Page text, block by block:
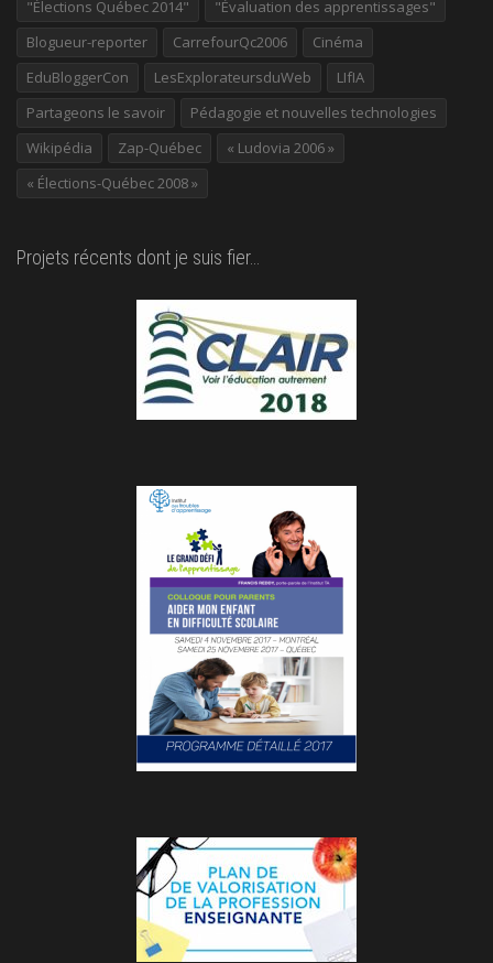
"Élections Québec 2014"
"Évaluation des apprentissages"
Blogueur-reporter
CarrefourQc2006
Cinéma
EduBloggerCon
LesExplorateursduWeb
LIfIA
Partageons le savoir
Pédagogie et nouvelles technologies
Wikipédia
Zap-Québec
« Ludovia 2006 »
« Élections-Québec 2008 »
Projets récents dont je suis fier…